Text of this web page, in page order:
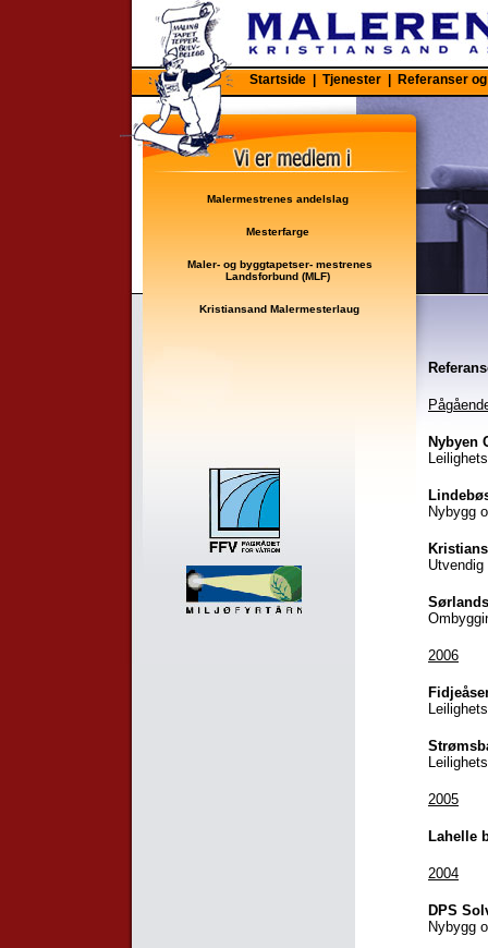
Malermestrenes andelslag
Mesterfarge
Maler- og byggtapetser- mestrenes
Landsforbund (MLF)
Kristiansand Malermesterlaug
Nybyen
Nybygg
Utvendig
2006
2005
Lahelle
2004
DPS
Nybygg
Startside Tjenester Referanser